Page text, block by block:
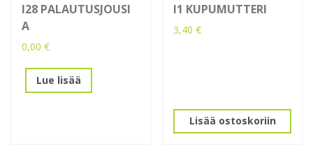
I28 PALAUTUSJOUSI
A
0,00 €
Lue lisää
I1 KUPUMUTTERI
3,40€
Lisää ostoskoriin